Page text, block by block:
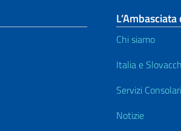
Chi siamo
Italia e
Servizi
Notizie